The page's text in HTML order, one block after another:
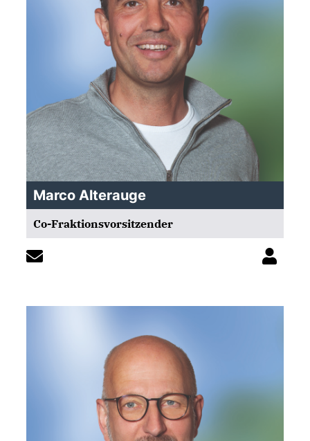
Marco Alterauge
Co-Fraktionsvorsitzender